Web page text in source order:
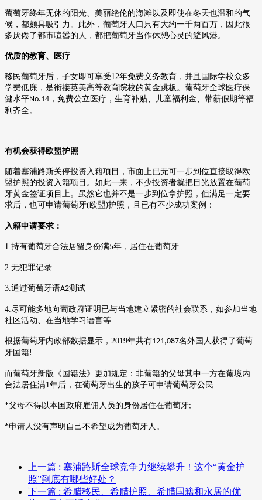
葡萄牙终年无休的阳光、美丽绝伦的海滩以及即使在冬天也温和的气
候，都颇具吸引力。此外，葡萄牙人口只有大约一千两百万，因此很
多厌倦了都市喧嚣的人，都把葡萄牙当作休憩心灵的避风港。
优质的教育、医疗
移民葡萄牙后，子女即可享受12年免费义务教育，并且国际学校众多
学费低廉，是衔接英美高等教育院校的黄金跳板。葡萄牙全球医疗保
健水平No.14 ，免费公立医疗，生育补贴、儿童福利金、带薪假期等福
利齐全。
有机会获得欧盟护照
随着塞浦路斯关停投资入籍项目，市面上已无可一步到位直接取得欧
盟护照的投资入籍项目。如此一来，不少投资者就把目光放置在葡萄
牙黄金签证项目上。虽然它也并不是一步到位拿护照，但满足一定要
求后，也可申请葡萄牙(欧盟)护照，且已有不少成功案例：
入籍申请要求：
1. 持有葡萄牙合法居留身份满5年，居住在葡萄牙
2. 无犯罪记录
3. 通过葡萄牙语A2测试
4. 尽可能多地向葡政府证明已与当地建立紧密的社会联系，如参加当地
社区活动、在当地学习语言等
根据葡萄牙内政部数据显示， 2019年共有121,087名外国人获得了葡萄
牙国籍!
而葡萄牙新版《国籍法》更加规定：非葡籍的父母其中一方在葡境内
合法居住满1 年后，在葡萄牙出生的孩子可申请葡萄牙公民
*父母不得以本国政府雇佣人员的身份居住在葡萄牙;
*申请人没有声明自己不希望成为葡萄牙人。
上一篇 : 塞浦路斯全球竞争力继续攀升！这个“黄金护
照”到底有哪些好处？
下一篇 : 希腊移民、希腊护照、希腊国籍和永居的优